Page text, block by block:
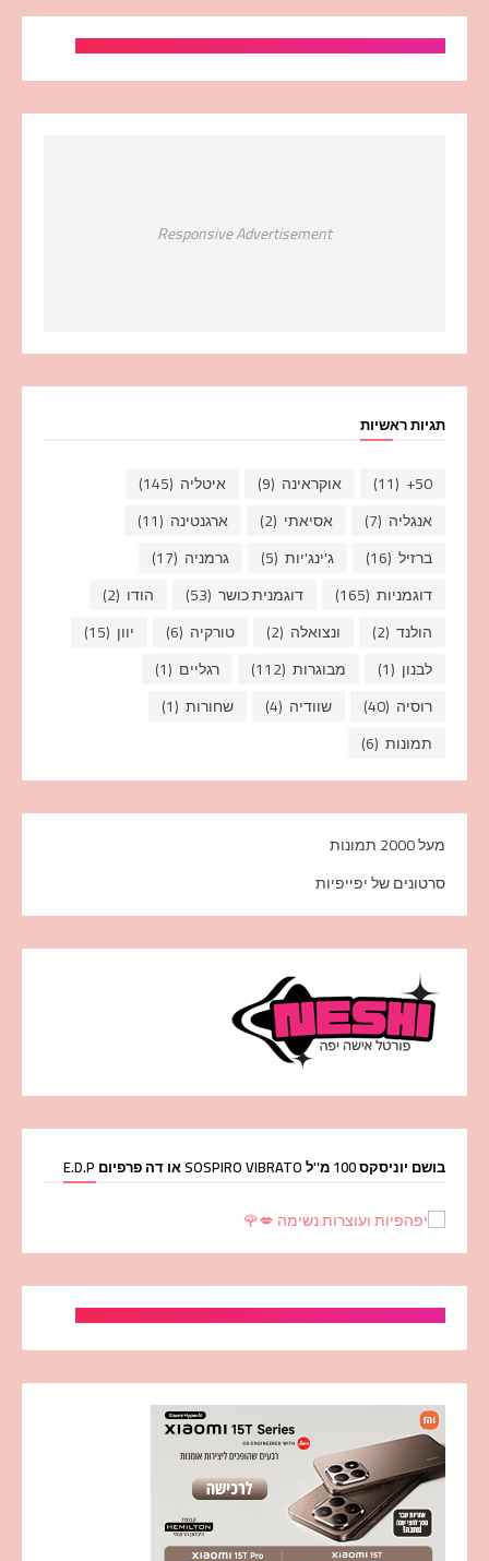
Responsive Advertisement
תגיות ראשיות
50+
(11) אוקראינה (9) איטליה (145)
אנגליה (7) אסיאתי (2) ארגנטינה (11)
ברזיל (16) ג'ינג'יות (5) גרמניה (17)
דוגמניות (165) דוגמנית כושר (53) הודו (2)
הולנד (2) ונצואלה (2) טורקיה (6) יוון (15)
לבנון (1) מבוגרות (112) רגליים (1)
רוסיה (40) שוודיה (4) שחורות (1)
תמונות (6)
מעל 2000 תמונות
סרטונים של יפייפיות
בושם יוניסקס 100 מ''ל SOSPIRO VIBRATO או דה פרפיום E.D.P